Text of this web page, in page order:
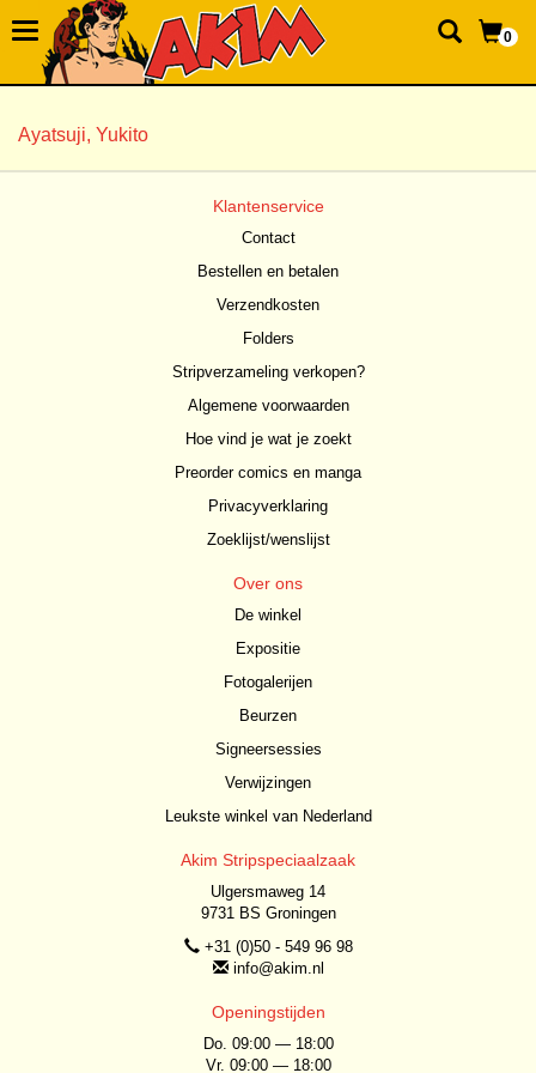
0
Ayatsuji, Yukito
Klantenservice
Contact
Bestellen en betalen
Verzendkosten
Folders
Stripverzameling verkopen?
Algemene voorwaarden
Hoe vind je wat je zoekt
Preorder comics en manga
Privacyverklaring
Zoeklijst/wenslijst
Over ons
De winkel
Expositie
Fotogalerijen
Beurzen
Signeersessies
Verwijzingen
Leukste winkel van Nederland
Akim Stripspeciaalzaak
Ulgersmaweg 14
9731 BS Groningen
+31 (0)50 - 549 96 98
info@akim.nl
Openingstijden
Do. 09:00 — 18:00
Vr. 09:00 — 18:00